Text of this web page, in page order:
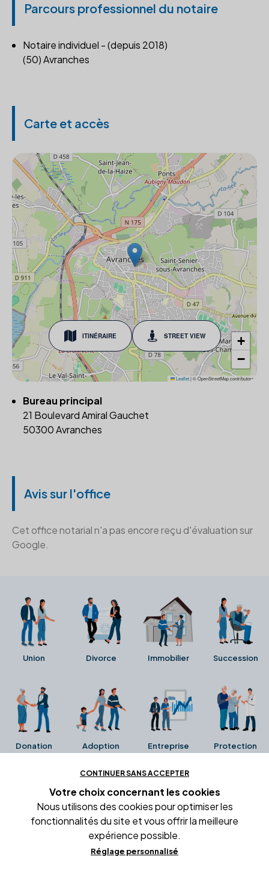
Parcours professionnel du notaire
Notaire individuel - (depuis 2018)
(50) Avranches
Carte et accès
ITINÉRAIRE STREET VIEW
+
−
Leaflet|© OpenStreetMap contributors
Bureau principal
21 Boulevard Amiral Gauchet
50300 Avranches
Avis sur l'office
Cet office notarial n'a pas encore reçu d'évaluation sur
Google.
Union Divorce Immobilier Succession
Donation Adoption Entreprise Protection
Ces avis proviennent directement de la fiche Google
Business de l'office notarial. Ils n'ont ni été collectés ni
été vérifiés par Alexia.fr.
Conditions générales d'utilisation
CONTINUER SANS ACCEPTER
Votre choix concernant les cookies
Nous utilisons des cookies pour optimiser les
fonctionnalités du site et vous offrir la meilleure
expérience possible.
Réglage personnalisé